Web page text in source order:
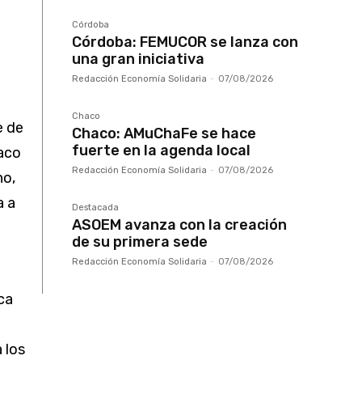
de
a
los
Córdoba
Córdoba: FEMUCOR se lanza con
una gran iniciativa
Redacción Economía Solidaria - 07/08/2026
Chaco
Chaco: AMuChaFe se hace
fuerte en la agenda local
Redacción Economía Solidaria - 07/08/2026
Destacada
ASOEM avanza con la creación
de su primera sede
Redacción Economía Solidaria - 07/08/2026